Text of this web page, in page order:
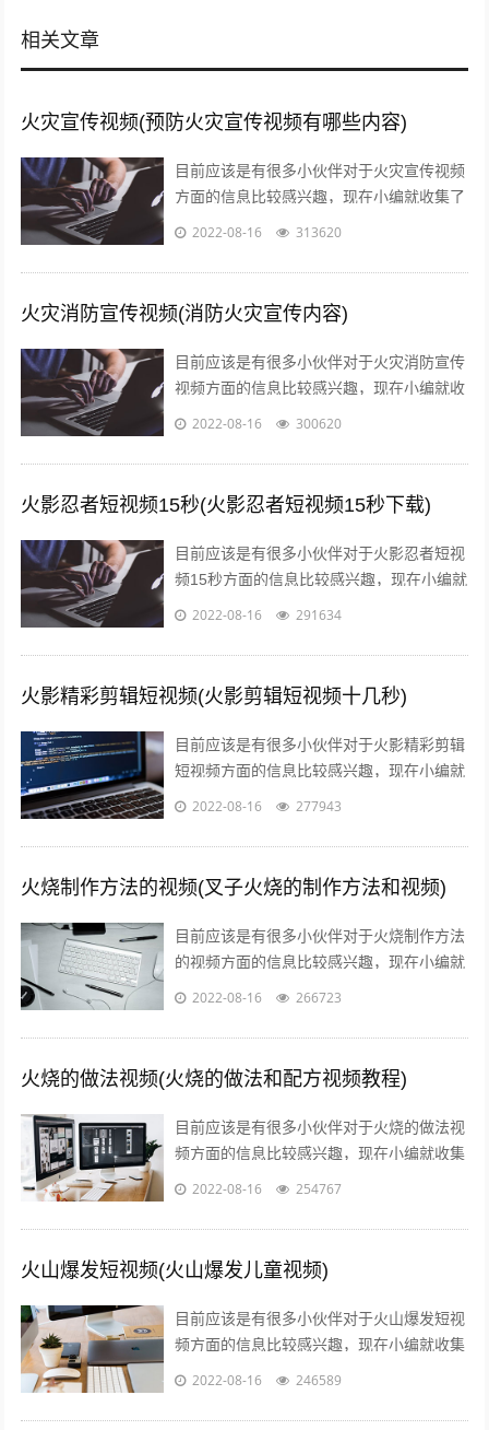
相关文章
火灾宣传视频(预防火灾宣传视频有哪些内容)
目前应该是有很多小伙伴对于火灾宣传视频
方面的信息比较感兴趣，现在小编就收集了
一些与预防火灾宣传视频有哪些内容相关的
2022-08-16 313620
火灾消防宣传视频(消防火灾宣传内容)
目前应该是有很多小伙伴对于火灾消防宣传
视频方面的信息比较感兴趣，现在小编就收
集了一些与消防火灾宣传内容相关的信息来
2022-08-16 300620
火影忍者短视频15秒(火影忍者短视频15秒下载)
目前应该是有很多小伙伴对于火影忍者短视
频15秒方面的信息比较感兴趣，现在小编就
收集了一些与火影忍者短视频15秒下载相关
2022-08-16 291634
火影精彩剪辑短视频(火影剪辑短视频十几秒)
目前应该是有很多小伙伴对于火影精彩剪辑
短视频方面的信息比较感兴趣，现在小编就
收集了一些与火影剪辑短视频十几秒相关的
2022-08-16 277943
火烧制作方法的视频(叉子火烧的制作方法和视频)
目前应该是有很多小伙伴对于火烧制作方法
的视频方面的信息比较感兴趣，现在小编就
收集了一些与叉子火烧的制作方法和视频相
2022-08-16 266723
火烧的做法视频(火烧的做法和配方视频教程)
目前应该是有很多小伙伴对于火烧的做法视
频方面的信息比较感兴趣，现在小编就收集
了一些与火烧的做法和配方视频教程相关的
2022-08-16 254767
火山爆发短视频(火山爆发儿童视频)
目前应该是有很多小伙伴对于火山爆发短视
频方面的信息比较感兴趣，现在小编就收集
了一些与火山爆发儿童视频相关的信息来分
2022-08-16 246589